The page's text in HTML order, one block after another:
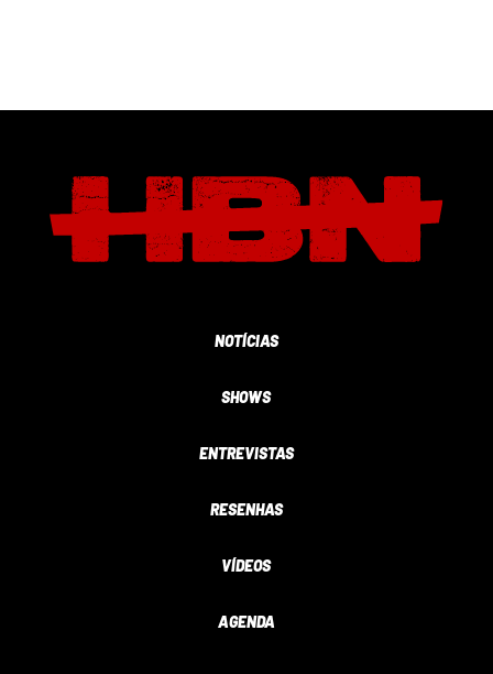
NOTÍCIAS
SHOWS
ENTREVISTAS
RESENHAS
VÍDEOS
AGENDA